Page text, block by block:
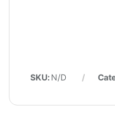
SKU: N/D